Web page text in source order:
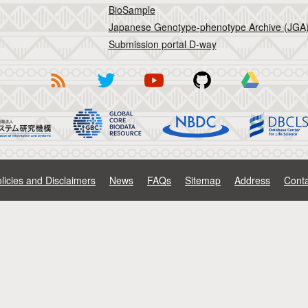
BioSample
Japanese Genotype-phenotype Archive
Submission portal D-way
and Disclaimers News FAQs Sitemap Address